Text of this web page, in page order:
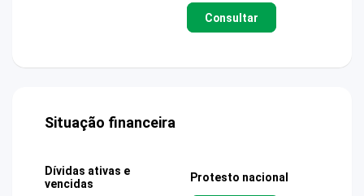
Consultar
Situação financeira
Dívidas ativas e
vencidas
Protesto nacional